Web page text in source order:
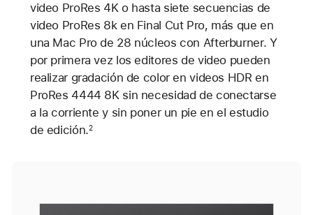
video ProRes 4K o hasta siete secuencias de
video ProRes 8k en Final Cut Pro, más que en
una Mac Pro de 28 núcleos con Afterburner. Y
por primera vez los editores de video pueden
realizar gradación de color en videos HDR en
ProRes 4444 8K sin necesidad de conectarse
a la corriente y sin poner un pie en el estudio
de edición.2